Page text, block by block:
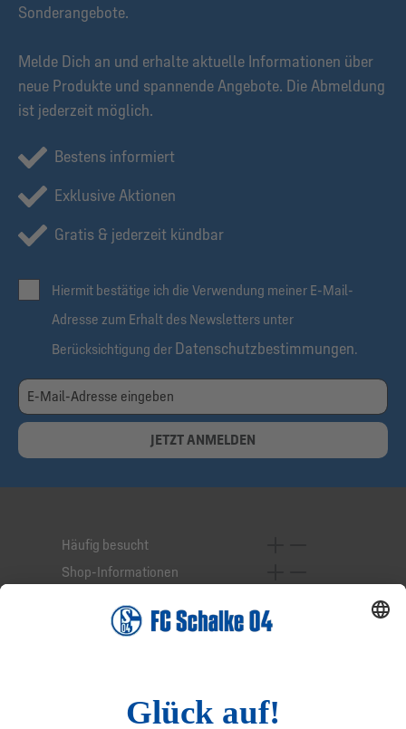
Sonderangebote.
Melde Dich an und erhalte aktuelle Informationen über
neue Produkte und spannende Angebote. Die Abmeldung
ist jederzeit möglich.
Bestens informiert
Exklusive Aktionen
Gratis & jederzeit kündbar
Hiermit bestätige ich die Verwendung meiner E-Mail-
Adresse zum Erhalt des Newsletters unter
Berücksichtigung der Datenschutzbestimmungen.
JETZT ANMELDEN
Häufig besucht
Shop-Informationen
Service-Hotline